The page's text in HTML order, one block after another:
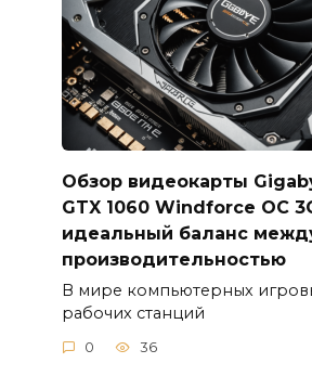
Обзор видеокарты
GTX 1060 Windforce OC
идеальный баланс
производительностью
В мире компьютерных
рабочих станций
0 36